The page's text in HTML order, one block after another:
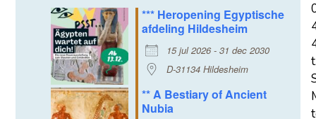
*** Heropening Egyptische
afdeling Hildesheim
15 jul 2026 - 31 dec 2030
D-31134 Hildesheim
** A Bestiary of Ancient
Nubia